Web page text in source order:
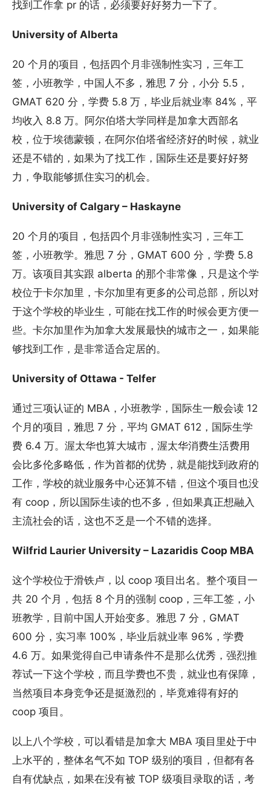
找到工作拿 pr 的话，必须要好好努力一下了。
University of Alberta
20 个月的项目，包括四个月非强制性实习，三年工
签，小班教学，中国人不多，雅思 7 分，小分 5.5，
GMAT 620 分，学费 5.8 万，毕业后就业率 84%，平
均收入 8.8 万。阿尔伯塔大学同样是加拿大西部名
校，位于埃德蒙顿，在阿尔伯塔省经济好的时候，就业
还是不错的，如果为了找工作，国际生还是要好好努
力，争取能够抓住实习的机会。
University of Calgary – Haskayne
20 个月的项目，包括四个月非强制性实习，三年工
签，小班教学。雅思 7 分，GMAT 600 分，学费 5.8
万。该项目其实跟 alberta 的那个非常像，只是这个学
校位于卡尔加里，卡尔加里有更多的公司总部，所以对
于这个学校的毕业生，可能在找工作的时候会更方便一
些。卡尔加里作为加拿大发展最快的城市之一，如果能
够找到工作，是非常适合定居的。
University of Ottawa - Telfer
通过三项认证的 MBA，小班教学，国际生一般会读 12
个月的项目，雅思 7 分，平均 GMAT 612，国际生学
费 6.4 万。渥太华也算大城市，渥太华消费生活费用
会比多伦多略低，作为首都的优势，就是能找到政府的
工作，学校的就业服务中心还算不错，但这个项目也没
有 coop，所以国际生读的也不多，但如果真正想融入
主流社会的话，这也不乏是一个不错的选择。
Wilfrid Laurier University – Lazaridis Coop MBA
这个学校位于滑铁卢，以 coop 项目出名。整个项目一
共 20 个月，包括 8 个月的强制 coop，三年工签，小
班教学，目前中国人开始变多。雅思 7 分，GMAT
600 分，实习率 100%，毕业后就业率 96%，学费
4.6 万。如果觉得自己申请条件不是那么优秀，强烈推
荐试一下这个学校，而且学费也不贵，就业也有保障，
当然项目本身竞争还是挺激烈的，毕竟难得有好的
coop 项目。
以上八个学校，可以看错是加拿大 MBA 项目里处于中
上水平的，整体名气不如 TOP 级别的项目，但都有各
自有优缺点，如果在没有被 TOP 级项目录取的话，考